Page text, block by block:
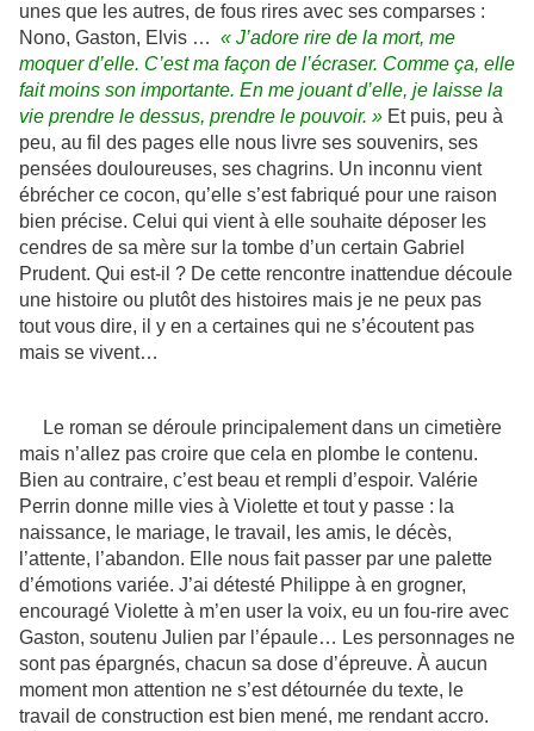
unes que les autres, de fous rires avec ses comparses :
Nono, Gaston, Elvis … « J’adore rire de la mort, me
moquer d’elle. C’est ma façon de l’écraser. Comme ça, elle
fait moins son importante. En me jouant d’elle, je laisse la
vie prendre le dessus, prendre le pouvoir. » Et puis, peu à
peu, au fil des pages elle nous livre ses souvenirs, ses
pensées douloureuses, ses chagrins. Un inconnu vient
ébrécher ce cocon, qu’elle s’est fabriqué pour une raison
bien précise. Celui qui vient à elle souhaite déposer les
cendres de sa mère sur la tombe d’un certain Gabriel
Prudent. Qui est-il ? De cette rencontre inattendue découle
une histoire ou plutôt des histoires mais je ne peux pas
tout vous dire, il y en a certaines qui ne s’écoutent pas
mais se vivent…
Le roman se déroule principalement dans un cimetière
mais n’allez pas croire que cela en plombe le contenu.
Bien au contraire, c’est beau et rempli d’espoir. Valérie
Perrin donne mille vies à Violette et tout y passe : la
naissance, le mariage, le travail, les amis, le décès,
l’attente, l’abandon. Elle nous fait passer par une palette
d’émotions variée. J’ai détesté Philippe à en grogner,
encouragé Violette à m’en user la voix, eu un fou-rire avec
Gaston, soutenu Julien par l’épaule… Les personnages ne
sont pas épargnés, chacun sa dose d’épreuve. À aucun
moment mon attention ne s’est détournée du texte, le
travail de construction est bien mené, me rendant accro.